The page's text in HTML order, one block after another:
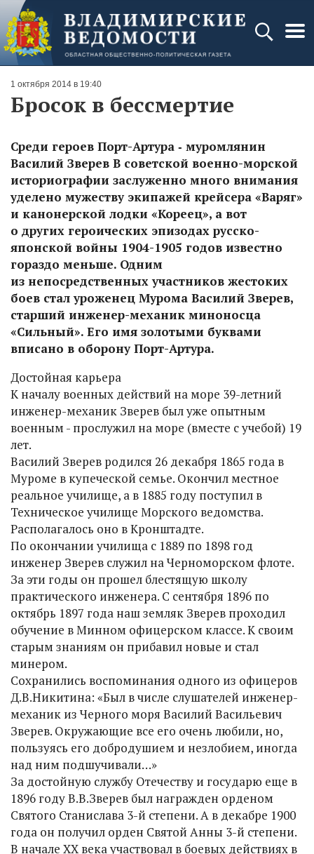
1 октября 2014 в 19:40
Бросок в бессмертие
Среди героев Порт-Артура ‑ муромлянин
Василий Зверев В советской военно-морской
историографии заслуженно много внимания
уделено мужеству экипажей крейсера «Варяг»
и канонерской лодки «Кореец», а вот
о других героических эпизодах русско-
японской войны 1904-1905 годов известно
гораздо меньше. Одним
из непосредственных участников жестоких
боев стал уроженец Мурома Василий Зверев,
старший инженер-механик миноносца
«Сильный». Его имя золотыми буквами
вписано в оборону Порт-Артура.
Достойная карьера
К началу военных действий на море 39-летний
инженер-механик Зверев был уже опытным
военным - прослужил на море (вместе с учебой) 19
лет.
Василий Зверев родился 26 декабря 1865 года в
Муроме в купеческой семье. Окончил местное
реальное училище, а в 1885 году поступил в
Техническое училище Морского ведомства.
Располагалось оно в Кронштадте.
По окончании училища с 1889 по 1898 год
инженер Зверев служил на Черноморском флоте.
За эти годы он прошел блестящую школу
практического инженера. С сентября 1896 по
октябрь 1897 года наш земляк Зверев проходил
обучение в Минном офицерском классе. К своим
старым знаниям он прибавил новые и стал
минером.
Сохранились воспоминания одного из офицеров
Д.В.Никитина: «Был в числе слушателей инженер-
механик из Черного моря Василий Васильевич
Зверев. Окружающие все его очень любили, но,
пользуясь его добродушием и незлобием, иногда
над ним подшучивали…»
За достойную службу Отечеству и государю еще в
1896 году В.В.Зверев был награжден орденом
Святого Станислава 3-й степени. А в декабре 1900
года он получил орден Святой Анны 3-й степени.
В начале ХХ века участвовал в боевых действиях в